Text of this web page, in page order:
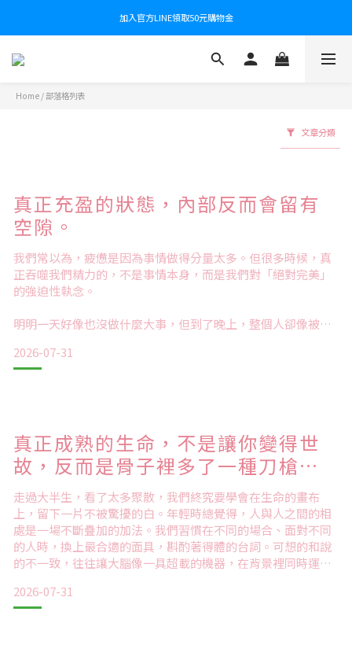
加入官方LINE領取50元購物金
Home /部落格列表
文章分類
真正充盈的狀態，內部反而會留有
空隙。
我們常以為，疲憊是因為事情做得分量太多。但很多時候，真
正吞噬我們精力的，不是事情本身，而是我們對「絕對完美」
的強迫性執念。
明明一天好像也沒做什麼大事，但到了晚上，整個人卻像被抽
間算得很精準、對細節要求極高，甚至連呼吸和情緒都試圖控
制在最佳狀態。但為什麼越想掌控一切，心裡反而越空虛、越
入的情況下，宇宙萬物的自然趨勢，永遠是從「有序」走向
「混亂」。
房間放著不整理一定會變亂、花
2026-07-31
真正成熟的生命，不是讓你變得世
故，反而是骨子裡多了一種刀槍不
入的柔軟
走過大半生，看了太多聚散，我們終究要學會在生命的畫布
上，留下一片不被驚擾的白。年輕時總覺得，人與人之間的相
處是一場不斷疊加的加法。我們習慣在不同的場合、面對不同
的人時，換上最合適的面具，斟酌著得體的台詞。可想的和說
的不一致，往往讓大腦像一具超載的機器，在背景裡同時運作
個靈魂的形狀。這種綿長的內耗，太繁複，也太容易讓人忘記
當下的呼吸。那些需要你一直演戲、一直包裝的交集，不過是
2026-07-31